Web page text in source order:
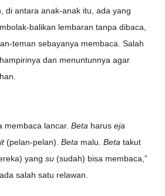
di antara anak-anak itu, ada yang
balikan lembaran tanpa dibaca,
teman sebayanya membaca. Salah
dan menuntunnya agar
membaca lancar. Beta harus eja
(pelan-pelan). Beta malu. Beta takut
yang su (sudah) bisa membaca,”
salah satu relawan.